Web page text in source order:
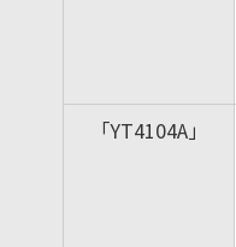
「YT4104A」